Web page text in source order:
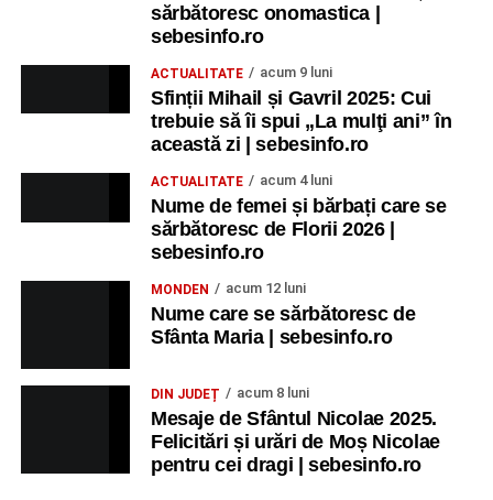
sărbătoresc onomastica |
sebesinfo.ro
ACTUALITATE acum 9 luni
Sfinții Mihail și Gavril 2025: Cui
trebuie să îi spui „La mulţi ani” în
această zi | sebesinfo.ro
ACTUALITATE acum 4 luni
Nume de femei și bărbați care se
sărbătoresc de Florii 2026 |
sebesinfo.ro
MONDEN acum 12 luni
Nume care se sărbătoresc de
Sfânta Maria | sebesinfo.ro
DIN JUDEȚ acum 8 luni
Mesaje de Sfântul Nicolae 2025.
Felicitări și urări de Moș Nicolae
pentru cei dragi | sebesinfo.ro